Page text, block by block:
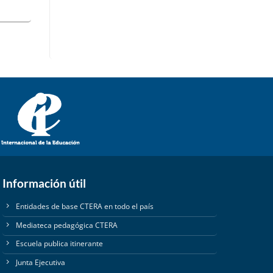
Información útil
Entidades de base CTERA en todo el país
Mediateca pedagógica CTERA
Escuela publica itinerante
Junta Ejecutiva